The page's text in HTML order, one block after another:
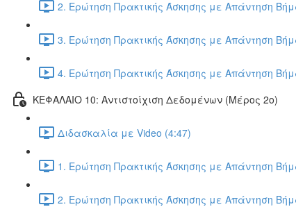
2. Ερώτηση Πρακτικής Άσκησης με Απάντηση
3. Ερώτηση Πρακτικής Άσκησης με Απάντηση
4. Ερώτηση Πρακτικής Άσκησης με Απάντηση
ΚΕΦΑΛΑΙΟ 10: Αντιστοίχιση Δεδομένων (Μέρος 2ο)
Διδασκαλία με Video (4:47)
1. Ερώτηση Πρακτικής Άσκησης με Απάντηση
2. Ερώτηση Πρακτικής Άσκησης με Απάντηση